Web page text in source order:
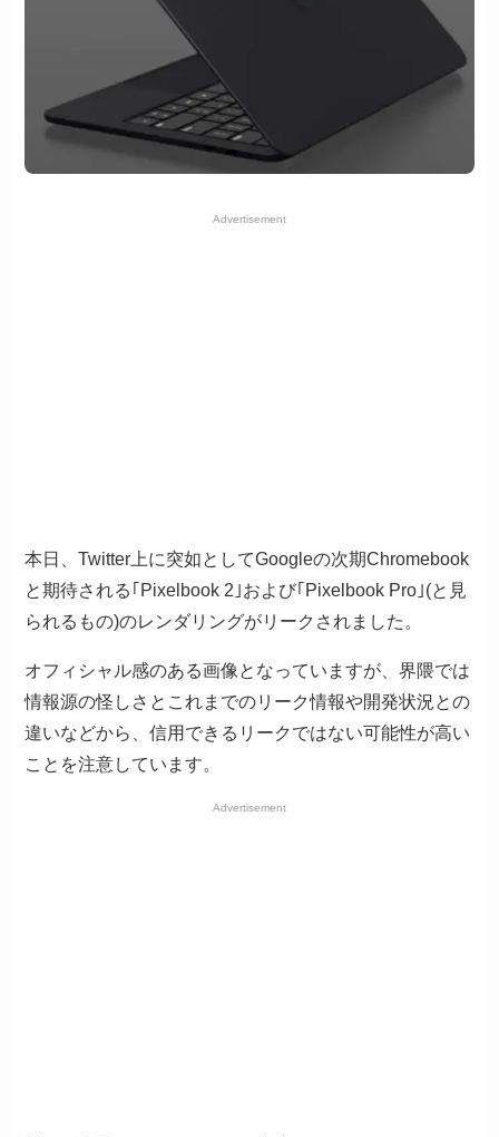
Advertisement
本日、Twitter上に突如としてGoogleの次期Chromebook
と期待される｢Pixelbook 2｣および｢Pixelbook Pro｣(と見
られるもの)のレンダリングがリークされました。
オフィシャル感のある画像となっていますが、界隈では
情報源の怪しさとこれまでのリーク情報や開発状況との
違いなどから、信用できるリークではない可能性が高い
ことを注意しています。
Advertisement